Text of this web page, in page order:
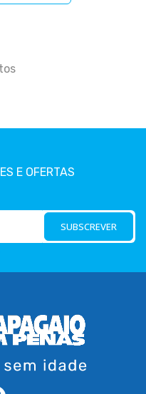
E OFERTAS
SUBSCREVER